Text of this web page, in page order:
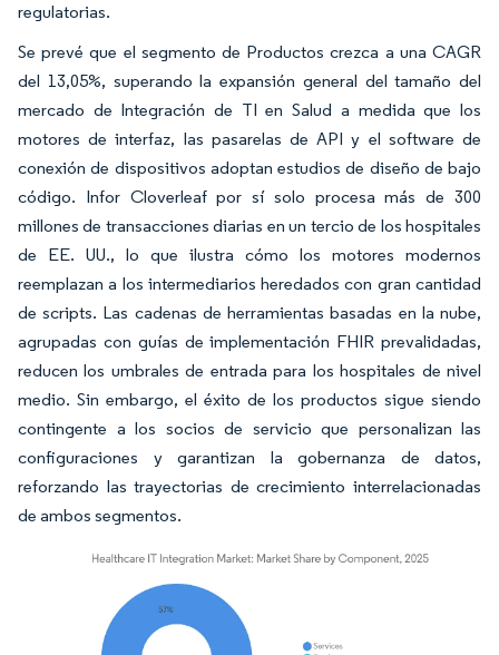
regulatorias.
Se prevé que el segmento de Productos crezca a una CAGR
del 13,05%, superando la expansión general del tamaño del
mercado de Integración de TI en Salud a medida que los
motores de interfaz, las pasarelas de API y el software de
conexión de dispositivos adoptan estudios de diseño de bajo
código. Infor Cloverleaf por sí solo procesa más de 300
millones de transacciones diarias en un tercio de los hospitales
de EE. UU., lo que ilustra cómo los motores modernos
reemplazan a los intermediarios heredados con gran cantidad
de scripts. Las cadenas de herramientas basadas en la nube,
agrupadas con guías de implementación FHIR prevalidadas,
reducen los umbrales de entrada para los hospitales de nivel
medio. Sin embargo, el éxito de los productos sigue siendo
contingente a los socios de servicio que personalizan las
configuraciones y garantizan la gobernanza de datos,
reforzando las trayectorias de crecimiento interrelacionadas
de ambos segmentos.